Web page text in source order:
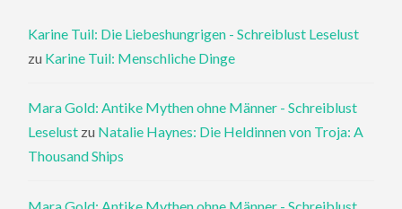
Karine Tuil: Die Liebeshungrigen - Schreiblust Leselust
zu Karine Tuil: Menschliche Dinge
Mara Gold: Antike Mythen ohne Männer - Schreiblust
Leselust zu Natalie Haynes: Die Heldinnen von Troja: A
Thousand Ships
Mara Gold: Antike Mythen ohne Männer - Schreiblust